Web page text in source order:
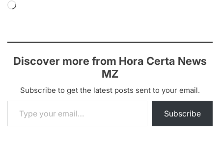
Loading…
Discover more from Hora Certa News
MZ
Subscribe to get the latest posts sent to your email.
Type your email…
Subscribe